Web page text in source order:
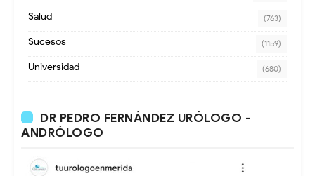
Salud (763)
Sucesos (1159)
Universidad (680)
DR PEDRO FERNÁNDEZ URÓLOGO -
ANDRÓLOGO